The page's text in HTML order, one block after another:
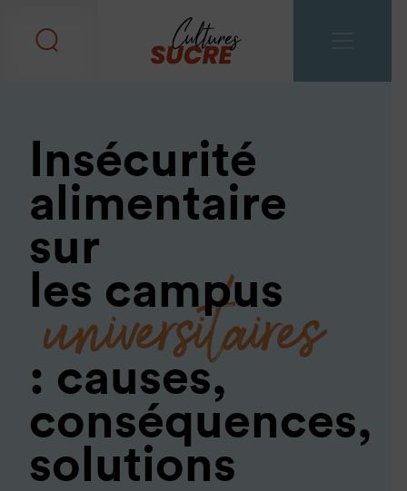
Insécurité
alimentaire
sur
les campus
universitaires
: causes,
conséquences,
solutions